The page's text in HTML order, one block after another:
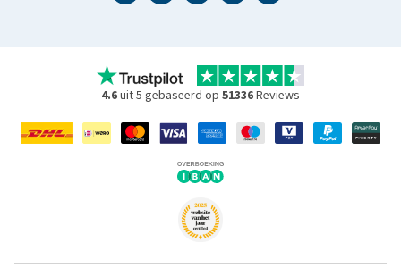
4.6uit 5 gebaseerd op 51336Reviews